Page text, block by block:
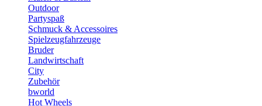
Outdoor
Partyspaß
Schmuck & Accessoires
Spielzeugfahrzeuge
Bruder
Landwirtschaft
City
Zubehör
bworld
Hot Wheels